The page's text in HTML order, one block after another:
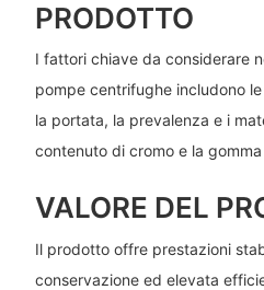
PRODOTTO
I fattori chiave da considerare
pompe centrifughe includono
la portata, la prevalenza e i
contenuto di cromo e la
VALORE DEL
Il prodotto offre prestazioni
conservazione ed elevata